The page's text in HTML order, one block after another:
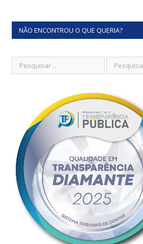
NÃO ENCONTROU O QUE QUERIA?